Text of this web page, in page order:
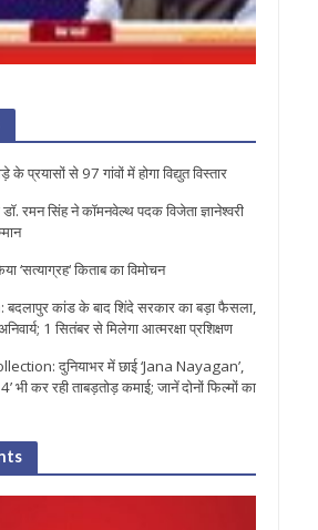
के प्रयासों से 97 गांवों में होगा विद्युत विस्तार
रमन सिंह ने कॉमनवेल्थ पदक विजेता ज्ञानेश्वरी
‘सत्याग्रह‘ किताब का विमोचन
कांड के बाद शिंदे सरकार का बड़ा फैसला,
1 सितंबर से मिलेगा आत्मरक्षा प्रशिक्षण
दुनियाभर में छाई ‘Jana Nayagan’,
भी कर रही ताबड़तोड़ कमाई; जानें दोनों फिल्मों का